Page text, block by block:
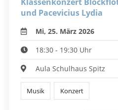
und Pacevicius Lydia
Mi, 25. März 2026
18:30 - 19:30 Uhr
Aula Schulhaus Spitz
Musik Konzert